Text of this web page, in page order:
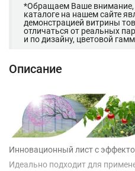
*Обращаем Ваше внимание,
каталоге на нашем сайте
демонстрацией витрины
отличаться от реальных
и по дизайну, цветовой
Описание
Инновационный лист с
Идеально подходит для